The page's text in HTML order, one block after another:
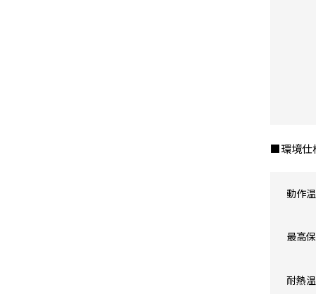
■環境仕
動作
最高
耐熱